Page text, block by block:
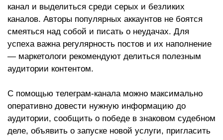
канал и выделиться среди серых и безликих
каналов. Авторы популярных аккаунтов не боятся
смеяться над собой и писать о неудачах. Для
успеха важна регулярность постов и их наполнение
— маркетологи рекомендуют делиться полезным
аудитории контентом.
С помощью телеграм-канала можно максимально
оперативно довести нужную информацию до
аудитории, сообщить о победе в знаковом судебном
деле, объявить о запуске новой услуги, пригласить